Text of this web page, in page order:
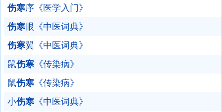
伤寒序《医学入门》
伤寒眼《中医词典》
伤寒翼《中医词典》
鼠伤寒 《传染病》
鼠伤寒 《传染病》
小伤寒 《中医词典》